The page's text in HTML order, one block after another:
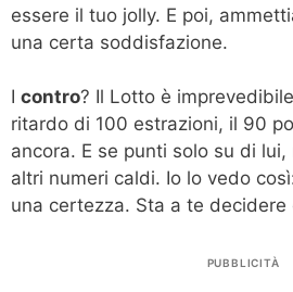
essere il tuo jolly. E poi,
una certa soddisfazione.
I contro? Il Lotto è
ritardo di 100 estrazioni, il 90
ancora. E se punti solo su di
altri numeri caldi. Io lo vedo
una certezza. Sta a te
PUBBLICITÀ